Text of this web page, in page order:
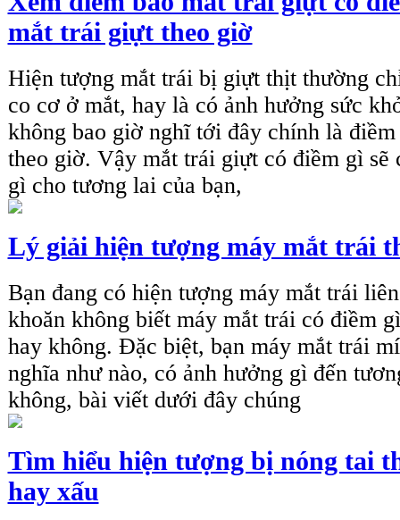
mắt trái giựt theo giờ
Hiện tượng mắt trái bị giựt thịt thường
co cơ ở mắt, hay là có ảnh hưởng sức
không bao giờ nghĩ tới đây chính là
theo giờ. Vậy mắt trái giựt có điềm gì sẽ
gì cho tương lai của bạn,
Lý giải hiện tượng máy mắt trái
Bạn đang có hiện tượng máy mắt trái
khoăn không biết máy mắt trái có điềm
hay không. Đặc biệt, bạn máy mắt trái
nghĩa như nào, có ảnh hưởng gì đến
không, bài viết dưới đây chúng
Tìm hiểu hiện tượng bị nóng tai
hay xấu